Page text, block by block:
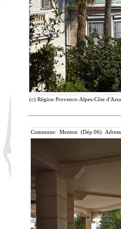
(c) Région Provence-Alpes-Côte
Commune: Menton (Dép.06)